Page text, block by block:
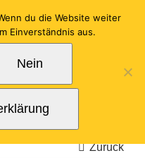
Zurück
du die Website weiter
Einverständnis aus.
Nein